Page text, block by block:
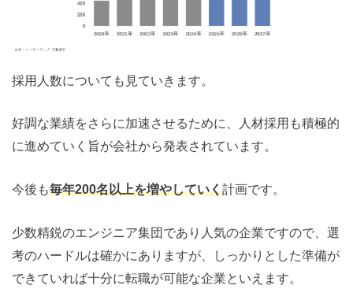
採用人数についても見ていきます。
好調な業績をさらに加速させるために、人材採用も積極的
に進めていく旨が会社から発表されています。
今後も毎年200名以上を増やしていく計画です。
少数精鋭のエンジニア集団であり人気の企業ですので、選
考のハードルは確かにありますが、しっかりとした準備が
できていれば十分に転職が可能な企業といえます。